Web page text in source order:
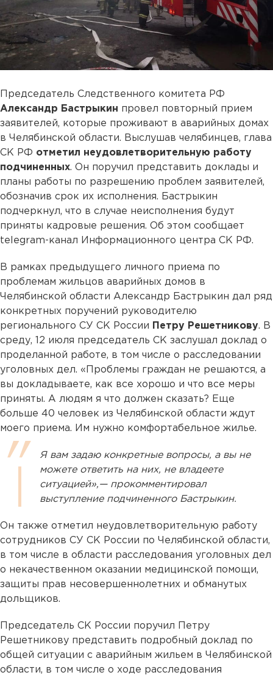
Председатель Следственного комитета РФ
Александр Бастрыкин провел повторный прием
заявителей, которые проживают в аварийных домах
в Челябинской области. Выслушав челябинцев, глава
СК РФ отметил неудовлетворительную работу
подчиненных. Он поручил представить доклады и
планы работы по разрешению проблем заявителей,
обозначив срок их исполнения. Бастрыкин
подчеркнул, что в случае неисполнения будут
приняты кадровые решения. Об этом сообщает
telegram-канал Информационного центра СК РФ.
В рамках предыдущего личного приема по
проблемам жильцов аварийных домов в
Челябинской области Александр Бастрыкин дал ряд
конкретных поручений руководителю
регионального СУ СК России
Петру Решетникову. В
среду, 12 июля председатель СК заслушал доклад о
проделанной работе, в том числе о расследовании
уголовных дел. «Проблемы граждан не решаются, а
вы докладываете, как все хорошо и что все меры
приняты. А людям я что должен сказать? Еще
больше 40 человек из Челябинской области ждут
моего приема. Им нужно комфортабельное жилье.
Я вам задаю конкретные вопросы, а вы не
можете ответить на них, не владеете
ситуацией»,— прокомментировал
выступление подчиненного Бастрыкин.
Он также отметил неудовлетворительную работу
сотрудников СУ СК России по Челябинской области,
в том числе в области расследования уголовных дел
о некачественном оказании медицинской помощи,
защиты прав несовершеннолетних и обманутых
дольщиков.
Председатель СК России поручил Петру
Решетникову представить подробный доклад по
общей ситуации с аварийным жильем в Челябинской
области, в том числе о ходе расследования